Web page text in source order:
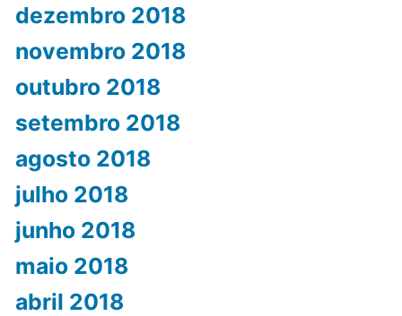
dezembro 2018
novembro 2018
outubro 2018
setembro 2018
agosto 2018
julho 2018
junho 2018
maio 2018
abril 2018